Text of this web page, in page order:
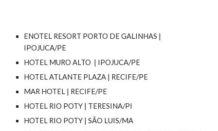
ENOTEL RESORT PORTO DE GALINHAS |
IPOJUCA/PE
HOTEL MURO ALTO | IPOJUCA/PE
HOTEL ATLANTE PLAZA | RECIFE/PE
MAR HOTEL | RECIFE/PE
HOTEL RIO POTY | TERESINA/PI
HOTEL RIO POTY | SÃO LUIS/MA